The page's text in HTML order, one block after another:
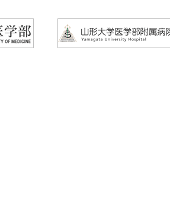
案内